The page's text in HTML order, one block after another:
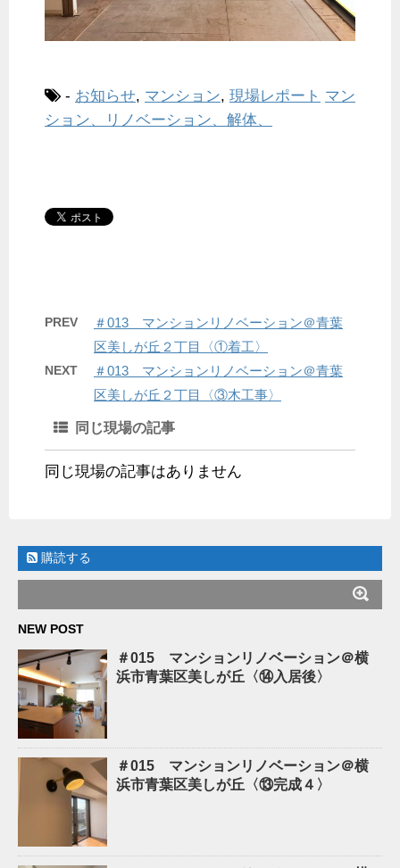
- お知らせ, マンション, 現場レポート マン
ション、リノベーション、解体、
PREV
＃013 マンションリノベーション＠青葉
区美しが丘２丁目〈①着工〉
NEXT
＃013 マンションリノベーション＠青葉
区美しが丘２丁目〈③木工事〉
同じ現場の記事
同じ現場の記事はありません
購読する
NEW POST
＃015 マンションリノベーション＠横
浜市青葉区美しが丘〈⑭入居後〉
＃015 マンションリノベーション＠横
浜市青葉区美しが丘〈⑬完成４〉